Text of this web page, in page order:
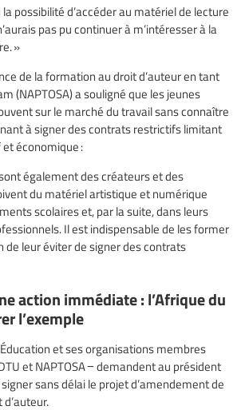
la possibilité d’accéder au matériel de lecture
pas pu continuer à m’intéresser à la
»
de la formation au droit d’auteur en tant
(NAPTOSA) a souligné que les jeunes
sur le marché du travail sans connaître
à signer des contrats restrictifs limitant
économique :
également des créateurs et des
du matériel artistique et numérique
scolaires et, par la suite, dans leurs
Il est indispensable de les former
de leur éviter de signer des contrats
action immédiate : l’Afrique du
l’exemple
et ses organisations membres
et NAPTOSA − demandent au président
sans délai le projet d’amendement de